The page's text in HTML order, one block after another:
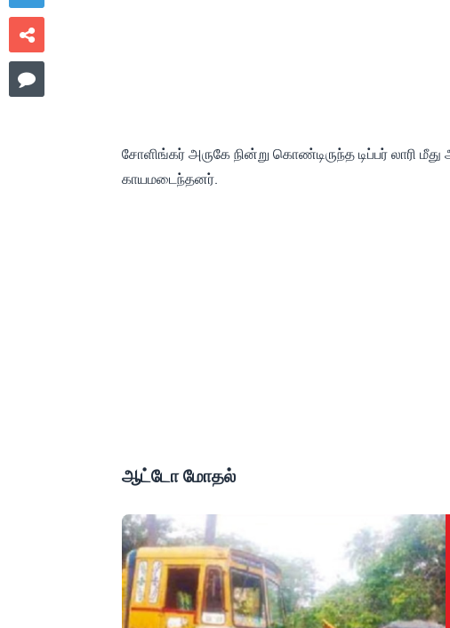
சோளிங்கர் அருகே நின்று கொண்டிருந்த டிப்பர் லாரி
காயமடைந்தனர்.
ஆட்டோ மோதல்

